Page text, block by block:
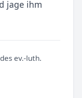
jage ihm
ev.-luth.